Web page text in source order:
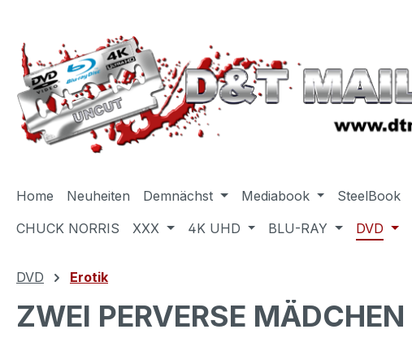
Home Neuheiten Demnächst Mediabook SteelBook
CHUCK NORRIS
XXX 4K UHD BLU-RAY DVD
DVD Erotik
ZWEI PERVERSE MÄDCHEN